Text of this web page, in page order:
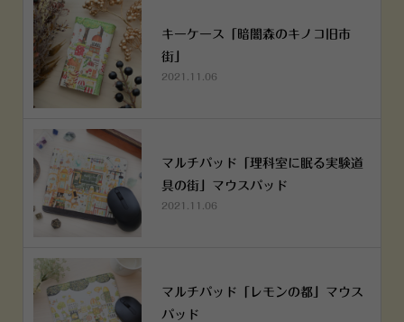
キーケース「暗闇森のキノコ旧市
街」
2021.11.06
マルチパッド「理科室に眠る実験道
具の街」マウスパッド
2021.11.06
マルチパッド「レモンの都」マウス
パッド